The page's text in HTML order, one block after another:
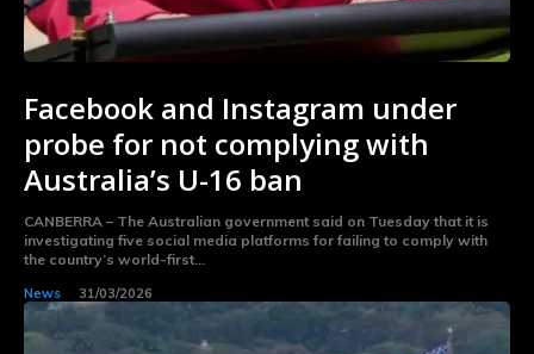
Facebook and Instagram under
probe for not complying with
Australia’s U-16 ban
CANBERRA – The Australian government said on Tuesday that it is
investigating five social media platforms for failing to comply with
the country’s world-first...
News 31/03/2026